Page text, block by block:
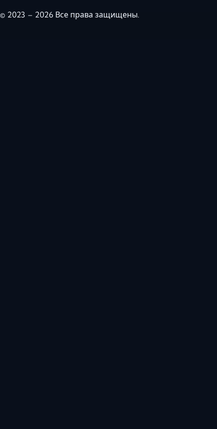
© 2023 – 2026 Все права защищены.